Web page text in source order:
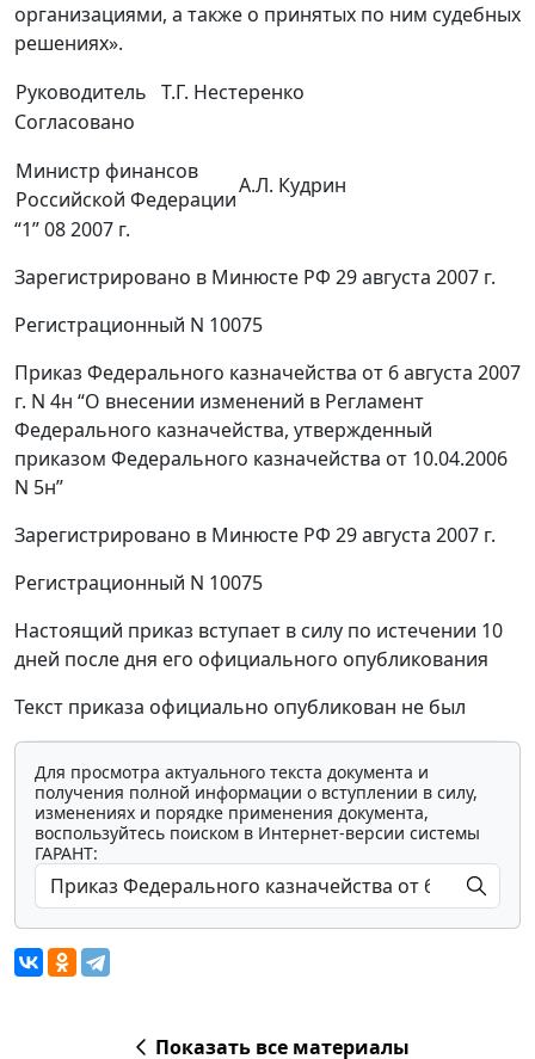
организациями, а также о принятых по ним судебных
решениях».
Руководитель Т.Г. Нестеренко
Согласовано
Министр финансов
Российской Федерации
А.Л. Кудрин
“1” 08 2007 г.
Зарегистрировано в Минюсте РФ 29 августа 2007 г.
Регистрационный N 10075
Приказ Федерального казначейства от 6 августа 2007
г. N 4н “О внесении изменений в Регламент
Федерального казначейства, утвержденный
приказом Федерального казначейства от 10.04.2006
N 5н”
Зарегистрировано в Минюсте РФ 29 августа 2007 г.
Регистрационный N 10075
Настоящий приказ вступает в силу по истечении 10
дней после дня его официального опубликования
Текст приказа официально опубликован не был
Для просмотра актуального текста документа и
получения полной информации о вступлении в силу,
изменениях и порядке применения документа,
воспользуйтесь поиском в Интернет-версии системы
ГАРАНТ:
Показать все материалы